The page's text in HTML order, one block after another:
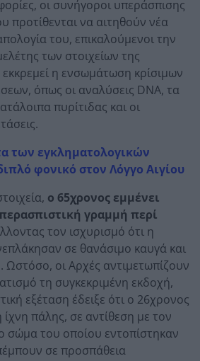
οι συνήγοροι υπεράσπισης
προτίθενται να αιτηθούν νέα
του, επικαλούμενοι την
των στοιχείων της
η ενσωμάτωση κρίσιμων
όπως οι αναλύσεις DNA, τα
πυρίτιδας και οι
των εγκληματολογικών
φονικό στον Λόγγο Αιγίου
ο 65χρονος εμμένει
γραμμή περί
τον ισχυρισμό ότι η
σε θανάσιμο καυγά και
οι Αρχές αντιμετωπίζουν
τη συγκεκριμένη εκδοχή,
εξέταση έδειξε ότι ο 26χρονος
ίχνη πάλης, σε αντίθεση με τον
σώμα του οποίου εντοπίστηκαν
σε προσπάθεια